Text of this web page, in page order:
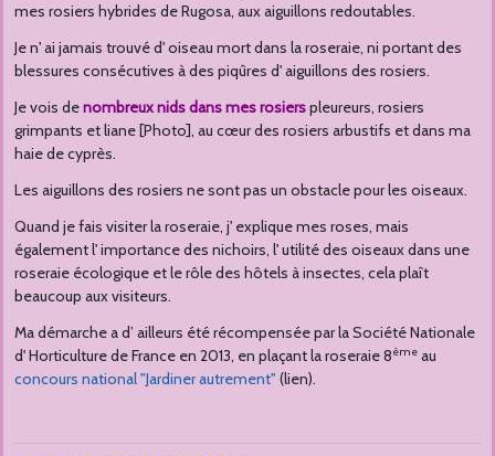
mes rosiers hybrides de Rugosa, aux aiguillons redoutables.
Je n' ai jamais trouvé d' oiseau mort dans la roseraie, ni portant des
blessures consécutives à des piqûres d' aiguillons des rosiers.
Je vois denombreux nids dans mes rosierspleureurs, rosiers
grimpants et liane [Photo], au cœur des rosiers arbustifs et dans ma
haie de cyprès.
Les aiguillons des rosiers ne sont pas un obstacle pour les oiseaux.
Quand je fais visiter la roseraie, j' explique mes roses, mais
également l' importance des nichoirs, l' utilité des oiseaux dans une
roseraie écologique et le rôle des hôtels à insectes, cela plaît
beaucoup aux visiteurs.
Ma démarche a d’ ailleurs été récompensée par la Société Nationale
d' Horticulture de France en 2013, en plaçant la roseraie 8ème au
concours national "Jardiner autrement" (lien).